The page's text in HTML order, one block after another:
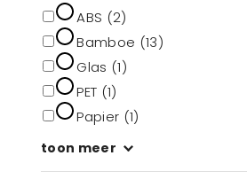
ABS (2)
Bamboe (13)
Glas (1)
PET (1)
Papier (1)
toon meer